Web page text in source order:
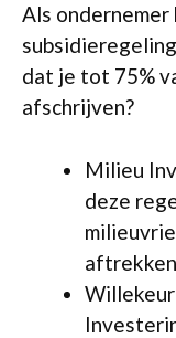
Als
dat je tot 75%
afschrijven?
Milieu
deze